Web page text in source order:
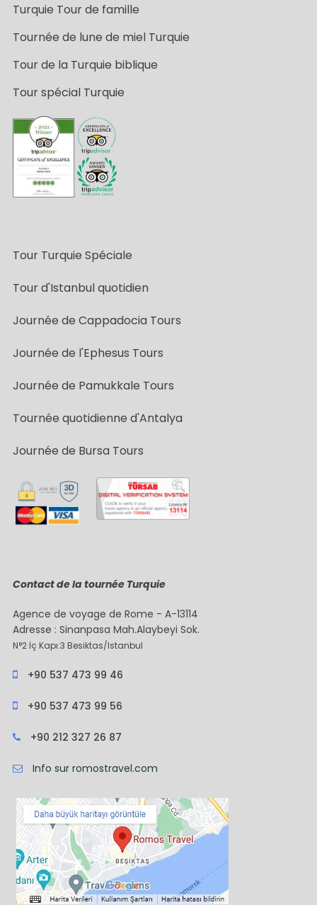
Turquie Tour de famille
Tournée de lune de miel Turquie
Tour de la Turquie biblique
Tour spécial Turquie
Tour Turquie Spéciale
Tour d'Istanbul quotidien
Journée de Cappadocia Tours
Journée de l'Ephesus Tours
Journée de Pamukkale Tours
Tournée quotidienne d'Antalya
Journée de Bursa Tours
Contact de la tournée Turquie
Agence de voyage de Rome - A-13114
Adresse : Sinanpasa Mah.Alaybeyi Sok.
N°2 İç Kapı:3 Besiktas/Istanbul
+90 537 473 99 46
+90 537 473 99 56
+90 212 327 26 87
Info sur romostravel.com